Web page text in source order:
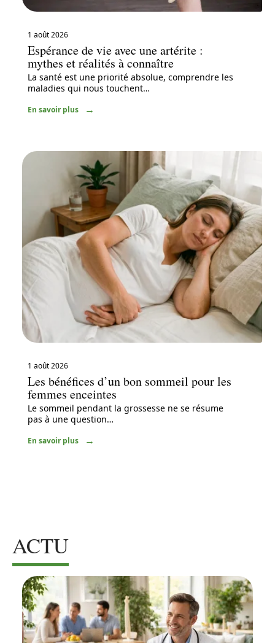
1 août 2026
Espérance de vie avec une artérite :
mythes et réalités à connaître
La santé est une priorité absolue, comprendre les
maladies qui nous touchent…
En savoir plus
1 août 2026
Les bénéfices d’un bon sommeil pour les
femmes enceintes
Le sommeil pendant la grossesse ne se résume
pas à une question…
En savoir plus
ACTU